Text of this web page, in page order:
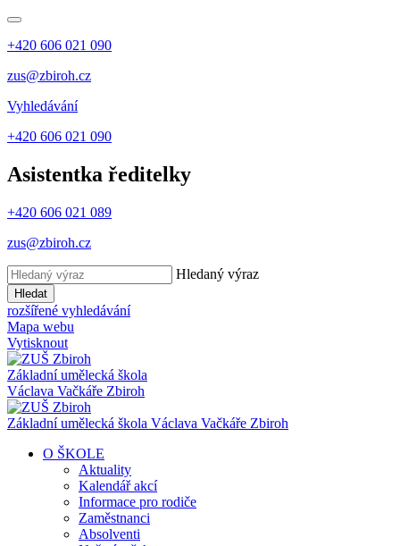
+420 606 021 090
zus@zbiroh.cz
Vyhledávání
+420 606 021 090
Asistentka ředitelky
+420 606 021 089
zus@zbiroh.cz
Hledaný výraz
Hledat
rozšířené vyhledávání
Mapa webu
Vytisknout
Základní umělecká škola
Václava Vačkáře Zbiroh
Základní umělecká škola Václava Vačkáře Zbiroh
O ŠKOLE
Aktuality
Kalendář akcí
Informace pro rodiče
Zaměstnanci
Absolventi